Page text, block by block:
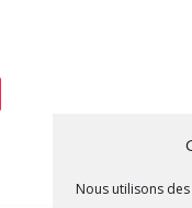
Nous utilisons